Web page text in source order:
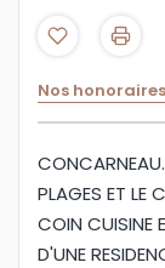
Nos honoraires
CONCARNEAU.
PLAGES ET LE
COIN CUISINE
D'UNE